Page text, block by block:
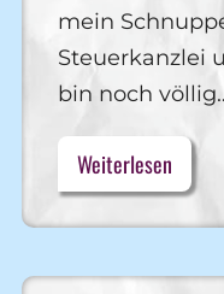
mein
Steuerkanzlei
bin noch
Weiterlesen